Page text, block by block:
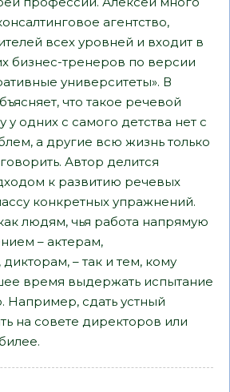
агентство,
всех уровней и входит в
бизнес-тренеров по версии
университеты». В
что такое речевой
у одних с самого детства нет с
а другие всю жизнь только
Автор делится
к развитию речевых
конкретных упражнений.
людям, чья работа напрямую
– актерам,
– так и тем, кому
время выдержать испытание
Например, сдать устный
на совете директоров или